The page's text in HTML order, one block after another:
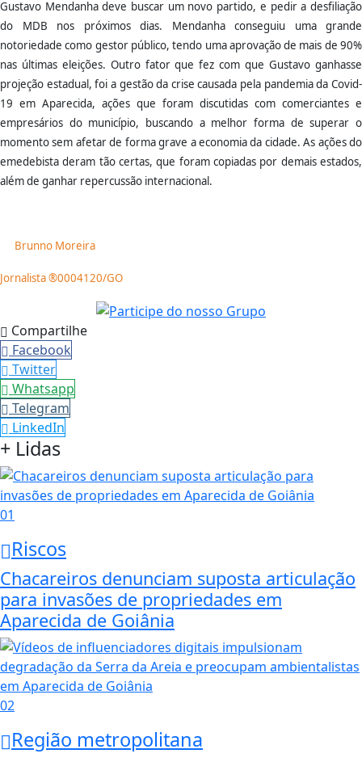
Gustavo Mendanha deve buscar um novo partido, e pedir a desfiliação
do MDB nos próximos dias. Mendanha conseguiu uma grande
notoriedade como gestor público, tendo uma aprovação de mais de 90%
nas últimas eleições. Outro fator que fez com que Gustavo ganhasse
projeção estadual, foi a gestão da crise causada pela pandemia da Covid-
19 em Aparecida, ações que foram discutidas com comerciantes e
empresários do município, buscando a melhor forma de superar o
momento sem afetar de forma grave a economia da cidade. As ações do
emedebista deram tão certas, que foram copiadas por demais estados,
além de ganhar repercussão internacional.
Brunno Moreira
Jornalista ®0004120/GO
Compartilhe
Facebook
Twitter
Whatsapp
Telegram
LinkedIn
+ Lidas
01
Riscos
Chacareiros denunciam suposta articulação
para invasões de propriedades em
Aparecida de Goiânia
02
Região metropolitana